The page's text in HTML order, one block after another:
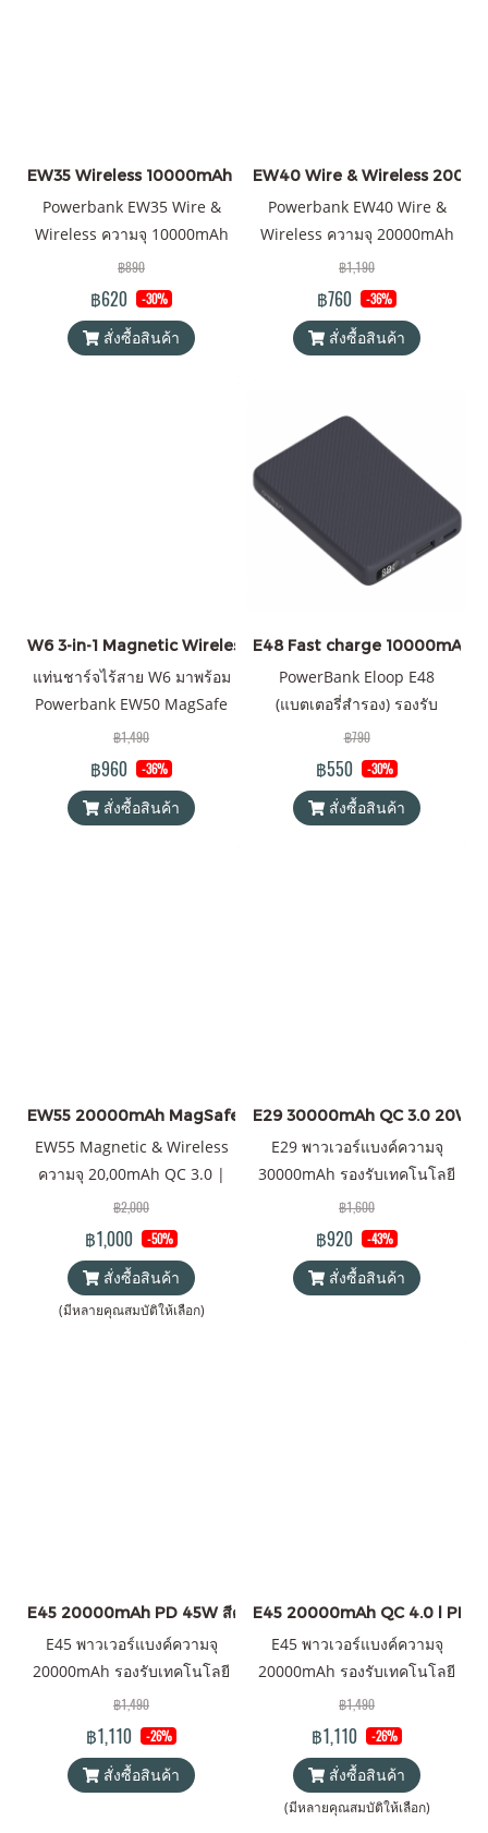
แปลกใจในความโดดเด่นของ
ด้วยความที่สินค้ารุ่นนี้บางเรียบ
พกพาง่าย ใส่กระเป๋าสะพายได้
สบาย จึงเหมาะสำหรับใช้คน
เดียวมากกว่าแชร์กันใช้หลายๆ
คน ความจุของแบตเตอรี่นี้
EW35 Wireless 10000mAh สีดำ ราคาส่ง 20 ชิ้น +
Powerbank EW35 Wire &
Wireless ความจุ 10000mAh
QC 3.0 | PD 20W พาวเวอร์
แบงค์ Orsen by Eloop ของแท้
100% ได้รับมาตรฐาน
มอก.2879-2560 แถมฟรี! ซอง
฿890
฿620 -30%
สั่งซื้อสินค้า
EW40 Wire & Wireless
Powerbank EW40 Wire &
Wireless ความจุ 20000mAh
QC 3.0 | PD 20W พาวเวอร์
แบงค์ Orsen by Eloop ของแท้
100% ได้รับมาตรฐาน
มอก.2879-2560 แถมฟรี! ซอง
฿1,190
฿760 -36%
สั่งซื้อสินค้า
W6 3-in-1 Magnetic Wireless Stand ราคาส่ง 20 ชิ้น +
แท่นชาร์จไร้สาย W6 มาพร้อม
Powerbank EW50 MagSafe
4200mAh แบตสำรองระบบแม่
เหล็ก Magnetic สินค้าของแท้
100% Orsen by Eloop ได้รับ
มาตรฐานมอก.2879-2560 รับ
฿1,490
฿960 -36%
สั่งซื้อสินค้า
E48 Fast charge 10000mAh
PowerBank Eloop E48
(แบตเตอรี่สำรอง) รองรับ
เทคโนโลยีชาร์จเร็ว (Fast
Charge) PD 20W ความจุ
10000mAh Battery Pack
PowerBank (พาวเวอร์แบงค์)
฿790
฿550 -30%
สั่งซื้อสินค้า
EW55 20000mAh MagSafe 20W
EW55 Magnetic & Wireless
ความจุ 20,00mAh QC 3.0 |
PD 20W แบตเตอรี่สำรองไร้
สายระบบแม่เหล็ก พาวเวอร์
แบงค์ & Wireless Charger
Orsen by Eloop ของแท้ 100%
ได้รับมาตรฐาน มอก. แถมฟรี!
฿2,000
฿1,000 -50%
สั่งซื้อสินค้า
(มีหลายคุณสมบัติให้เลือก)
E29 30000mAh QC 3.0 20W
E29 พาวเวอร์แบงค์ความจุ
30000mAh รองรับเทคโนโลยี
ชาร์จเร็ว Fast charge QC 3.0
l PD 20W แถมฟรี! ซองใส่
Power Bank และสายชาร์จ
USB-A to Type C
฿1,600
฿920 -43%
สั่งซื้อสินค้า
E45 20000mAh PD 45W สีดำ ราคาส่ง 20 ชิ้น +
E45 พาวเวอร์แบงค์ความจุ
20000mAh รองรับเทคโนโลยี
ชาร์จเร็ว QC 4.0 l PD 45W
สามารถชาร์จ Computer
Notebook ได้ แบตสำรองของ
แท้ 100% ได้รับมาตรฐาน
฿1,490
฿1,110 -26%
สั่งซื้อสินค้า
E45 20000mAh QC 4.0 l PD
E45 พาวเวอร์แบงค์ความจุ
20000mAh รองรับเทคโนโลยี
ชาร์จเร็ว QC 4.0 l PD 45W
สามารถชาร์จ Computer
Notebook ได้ แบตสำรองของ
แท้ 100% ได้รับมาตรฐาน
มอก.2879-2560 แถมฟรี! ซอง
฿1,490
฿1,110 -26%
สั่งซื้อสินค้า
(มีหลายคุณสมบัติให้เลือก)